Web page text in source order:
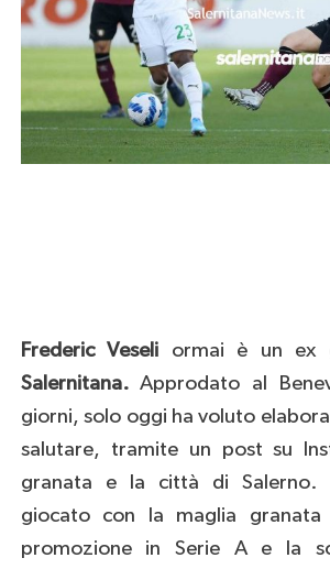
Frederic Veseli ormai è un ex
Salernitana.Approdato al
giorni, solo oggi ha voluto
salutare, tramite un post su
granata e la città di Salerno.
giocato con la maglia granata
promozione in Serie A e la